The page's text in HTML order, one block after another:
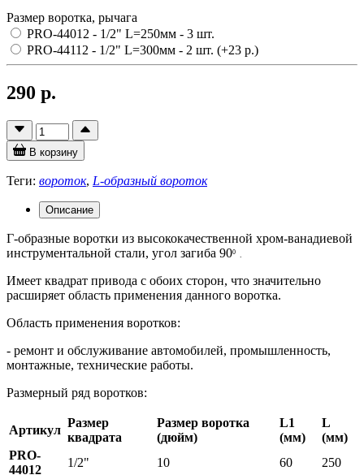
Размер воротка, рычага
PRO-44012 - 1/2" L=250мм - 3 шт.
PRO-44112 - 1/2" L=300мм - 2 шт. (+23 р.)
290 р.
В корзину
Теги: вороток, L-образный вороток
Описание
Г-образные воротки из высококачественной хром-ванадиевой
инструментальной стали, угол загиба 900
Имеет квадрат привода с обоих сторон, что значительно
расширяет область применения данного воротка.
Область применения воротков:
- ремонт и обслуживание автомобилей, промышленность,
монтажные, технические работы.
Размерный ряд воротков:
Артикул
Размер
квадрата
Размер воротка
(дюйм)
L1
(мм)
L
(мм)
PRO-
44012
1/2" 10 60
250